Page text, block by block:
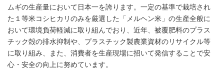
ムギの生産量において日本一を誇ります。一定の基準で栽培され
た１等米コシヒカリのみを厳選した「メルヘン米」の生産全般に
おいて環境負荷軽減に取り組んでおり、近年、被覆肥料のプラス
チック殻の排水抑制や、プラスチック製農業資材のリサイクル等
に取り組み、また、消費者を生産現場に招いて発信することで安
心・安全の向上に努めています。